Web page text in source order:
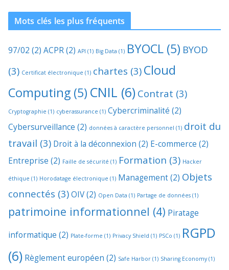
Mots clés les plus fréquents
97/02 (2) ACPR(2) API (1) Big Data (1) BYOCL (5) BYOD
(3) Certificat électronique (1) chartes (3) Cloud
Computing (5) CNIL (6) Contrat (3)
Cryptographie (1) cyberassurance (1) Cybercriminalité (2)
Cybersurveillance (2) données à caractère personnel (1) droit du
travail (3) Droit à la déconnexion (2) E-commerce (2)
Entreprise (2) Faille de sécurité (1) Formation (3) Hacker
éthique (1) Horodatage électronique (1) Management(2) Objets
connectés (3)OIV(2) Open Data (1) Partage de données (1)
patrimoine informationnel (4) Piratage
informatique (2) Plate-forme (1) Privacy Shield (1) PSCo (1) RGPD
(6) Règlement européen (2) Safe Harbor (1) Sharing Economy(1)